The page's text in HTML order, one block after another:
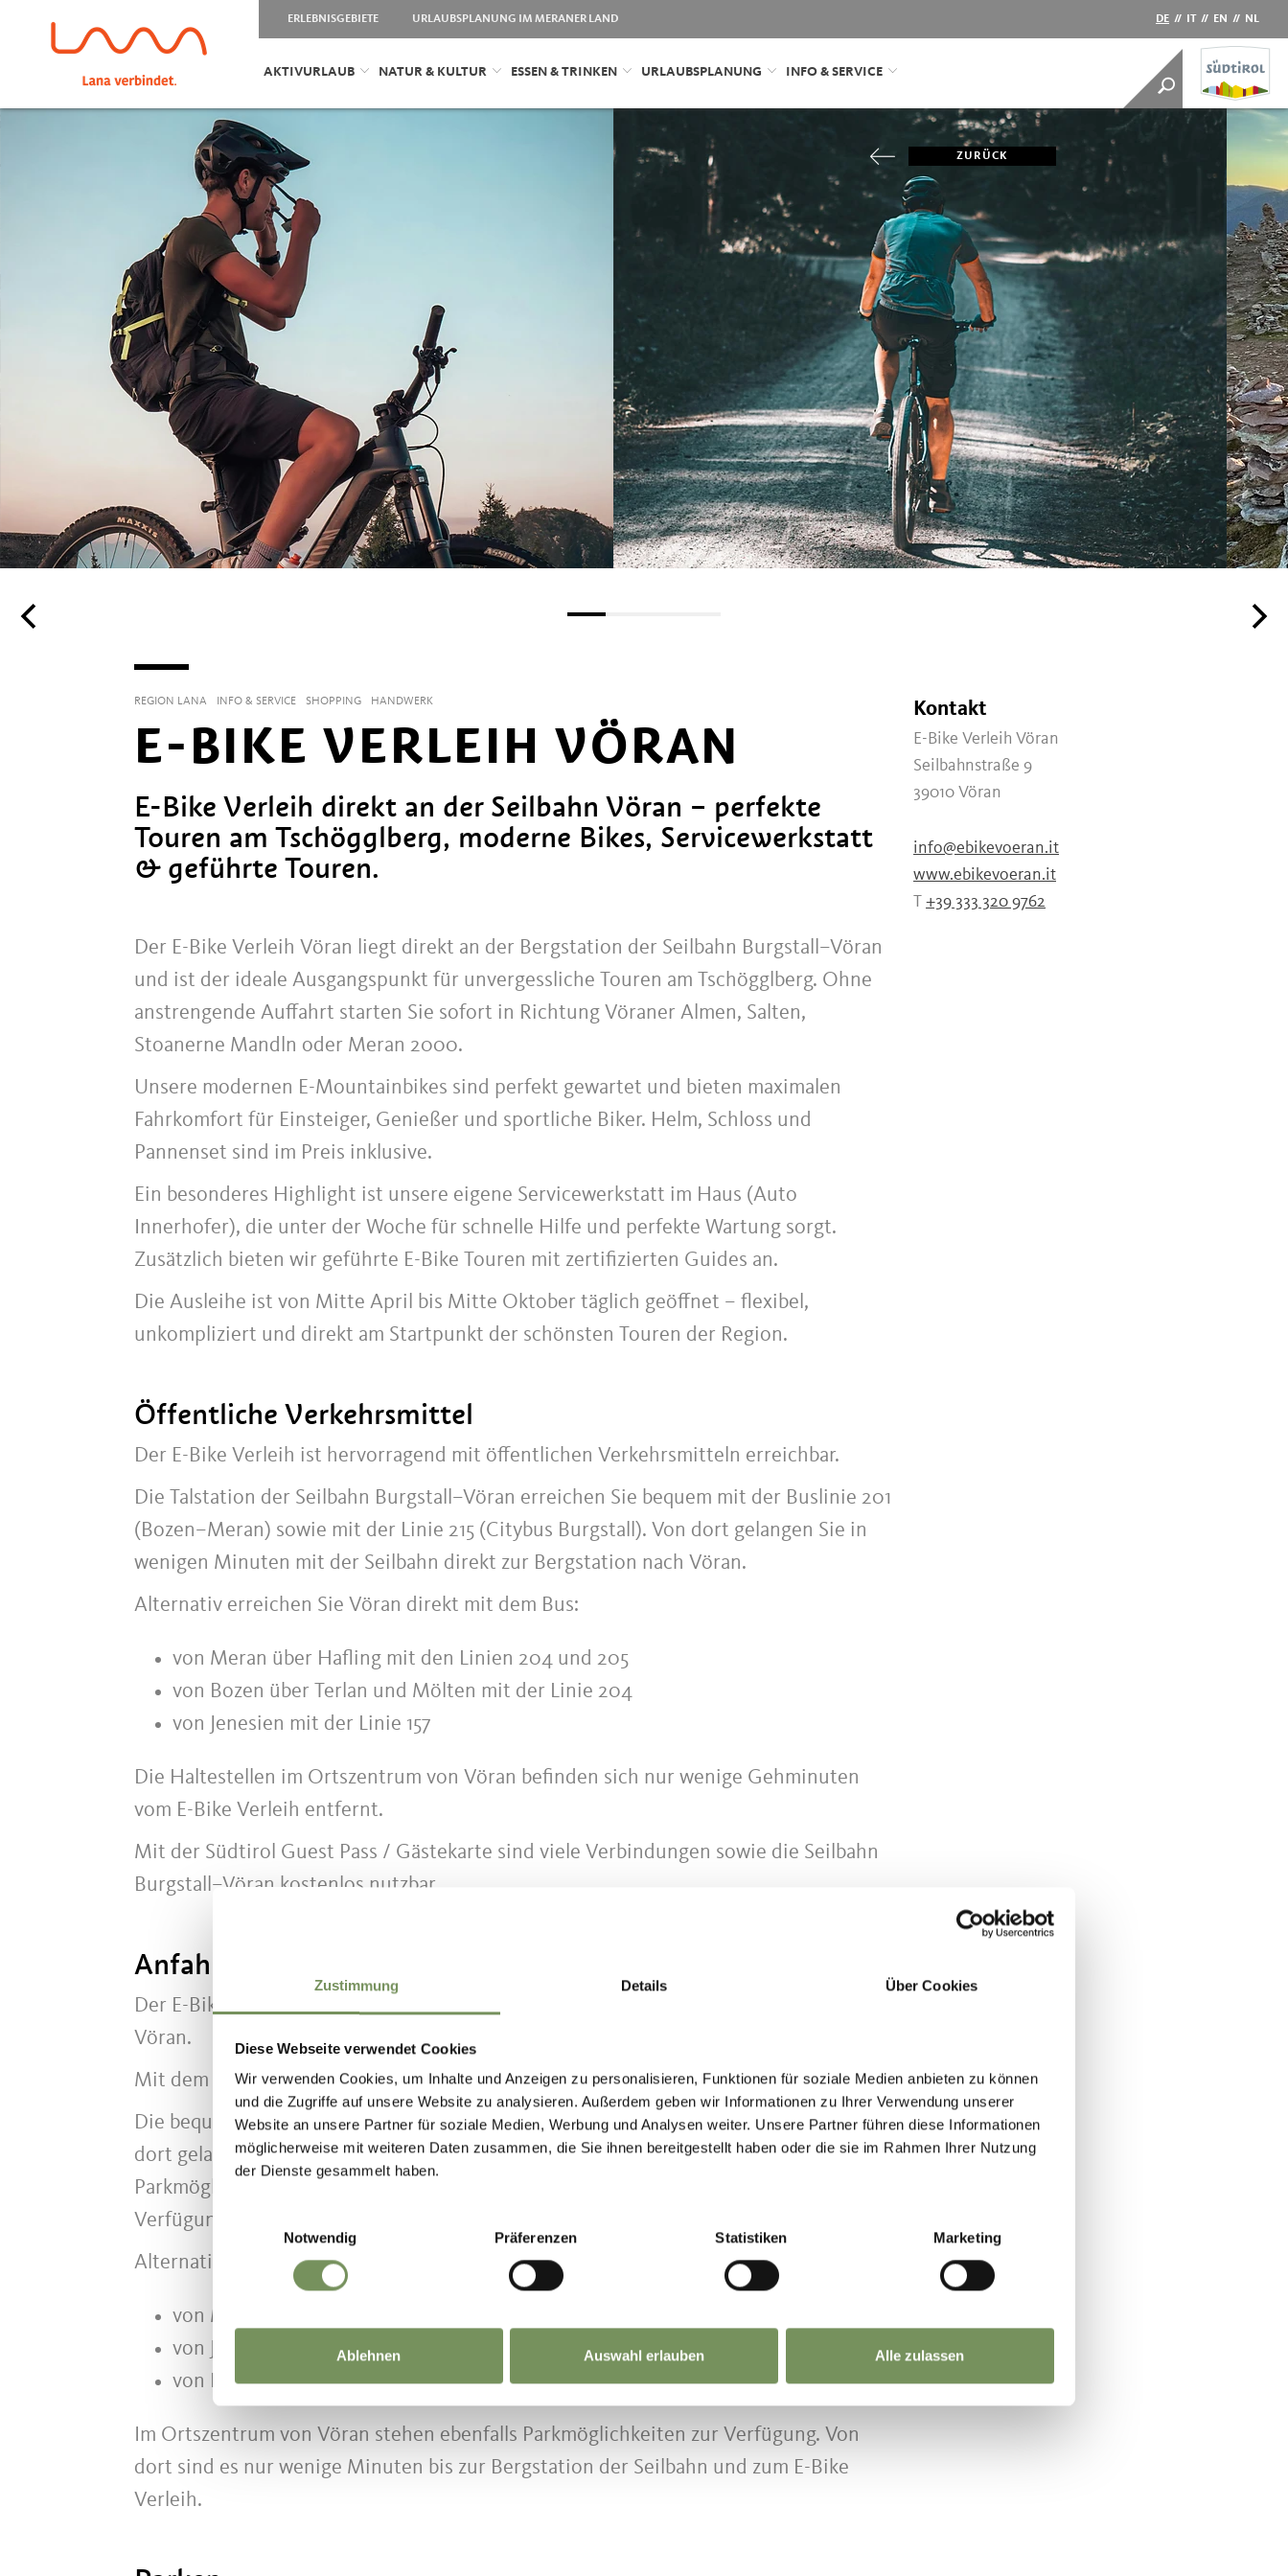
Zustimmung Details Über Cookies
Diese Webseite verwendet Cookies
Wir verwenden Cookies, um Inhalte und Anzeigen zu personalisieren, Funktionen für soziale Medien anbieten zu können
und die Zugriffe auf unsere Website zu analysieren. Außerdem geben wir Informationen zu Ihrer Verwendung unserer
Website an unsere Partner für soziale Medien, Werbung und Analysen weiter. Unsere Partner führen diese Informationen
möglicherweise mit weiteren Daten zusammen, die Sie ihnen bereitgestellt haben oder die sie im Rahmen Ihrer Nutzung
der Dienste gesammelt haben.
Einwilligungsauswahl
Notwendig
Präferenzen Statistiken Marketing
Ablehnen Auswahl erlauben Alle zulassen
ERLEBNISGEBIETE URLAUBSPLANUNG IM MERANER LAND DE // IT // EN // NL
AKTIVURLAUB NATUR & KULTUR ESSEN & TRINKEN URLAUBSPLANUNG INFO & SERVICE
ZURÜCK
REGION LANA INFO & SERVICE SHOPPING HANDWERK
E-BIKE VERLEIH VÖRAN
E-Bike Verleih direkt an der Seilbahn Vöran – perfekte
Touren am Tschögglberg, moderne Bikes, Servicewerkstatt
& geführte Touren.
Der E-Bike Verleih Vöran liegt direkt an der Bergstation der Seilbahn Burgstall–Vöran
und ist der ideale Ausgangspunkt für unvergessliche Touren am Tschögglberg. Ohne
anstrengende Auffahrt starten Sie sofort in Richtung Vöraner Almen, Salten,
Stoanerne Mandln oder Meran 2000.
Unsere modernen E-Mountainbikes sind perfekt gewartet und bieten maximalen
Fahrkomfort für Einsteiger, Genießer und sportliche Biker. Helm, Schloss und
Pannenset sind im Preis inklusive.
Ein besonderes Highlight ist unsere eigene Servicewerkstatt im Haus (Auto
Innerhofer), die unter der Woche für schnelle Hilfe und perfekte Wartung sorgt.
Zusätzlich bieten wir geführte E-Bike Touren mit zertifizierten Guides an.
Die Ausleihe ist von Mitte April bis Mitte Oktober täglich geöffnet – flexibel,
unkompliziert und direkt am Startpunkt der schönsten Touren der Region.
Öffentliche Verkehrsmittel
Der E-Bike Verleih ist hervorragend mit öffentlichen Verkehrsmitteln erreichbar.
Die Talstation der Seilbahn Burgstall–Vöran erreichen Sie bequem mit der Buslinie 201
(Bozen–Meran) sowie mit der Linie 215 (Citybus Burgstall). Von dort gelangen Sie in
wenigen Minuten mit der Seilbahn direkt zur Bergstation nach Vöran.
Alternativ erreichen Sie Vöran direkt mit dem Bus:
von Meran über Hafling mit den Linien 204 und 205
von Bozen über Terlan und Mölten mit der Linie 204
von Jenesien mit der Linie 157
Die Haltestellen im Ortszentrum von Vöran befinden sich nur wenige Gehminuten
vom E-Bike Verleih entfernt.
Mit der Südtirol Guest Pass / Gästekarte sind viele Verbindungen sowie die Seilbahn
Burgstall–Vöran kostenlos nutzbar.
Anfahrtsbeschreibung
Der E-Bike Verleih befindet sich direkt an der Bergstation der Seilbahn Burgstall–
Vöran.
Mit dem Auto erreichen Sie uns auf verschiedenen Wegen:
Die bequemste Variante ist die Anfahrt bis zur Talstation der Seilbahn in Burgstall. Von
dort gelangen Sie in wenigen Minuten mit der Seilbahn direkt nach Vöran.
Parkmöglichkeiten stehen in Burgstall in unmittelbarer Nähe der Talstation zur
Verfügung.
Alternativ können Sie Vöran auch direkt mit dem Auto erreichen:
von Meran über Hafling
von Jenesien über Flaas und Mölten
von Bozen über Terlan und Mölten
Im Ortszentrum von Vöran stehen ebenfalls Parkmöglichkeiten zur Verfügung. Von
dort sind es nur wenige Minuten bis zur Bergstation der Seilbahn und zum E-Bike
Verleih.
Kontakt
E-Bike Verleih Vöran
Seilbahnstraße 9
39010 Vöran
info@ebikevoeran.it
www.ebikevoeran.it
T +39 333 320 9762